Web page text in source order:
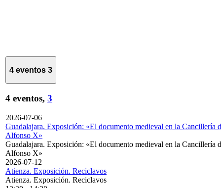
4 eventos 3
4 eventos, 3
2026-07-06
Guadalajara. Exposición: «El documento medieval en la Cancillería
Alfonso X»
Guadalajara. Exposición: «El documento medieval en la Cancillería
Alfonso X»
2026-07-12
Atienza. Exposición. Reciclavos
Atienza. Exposición. Reciclavos